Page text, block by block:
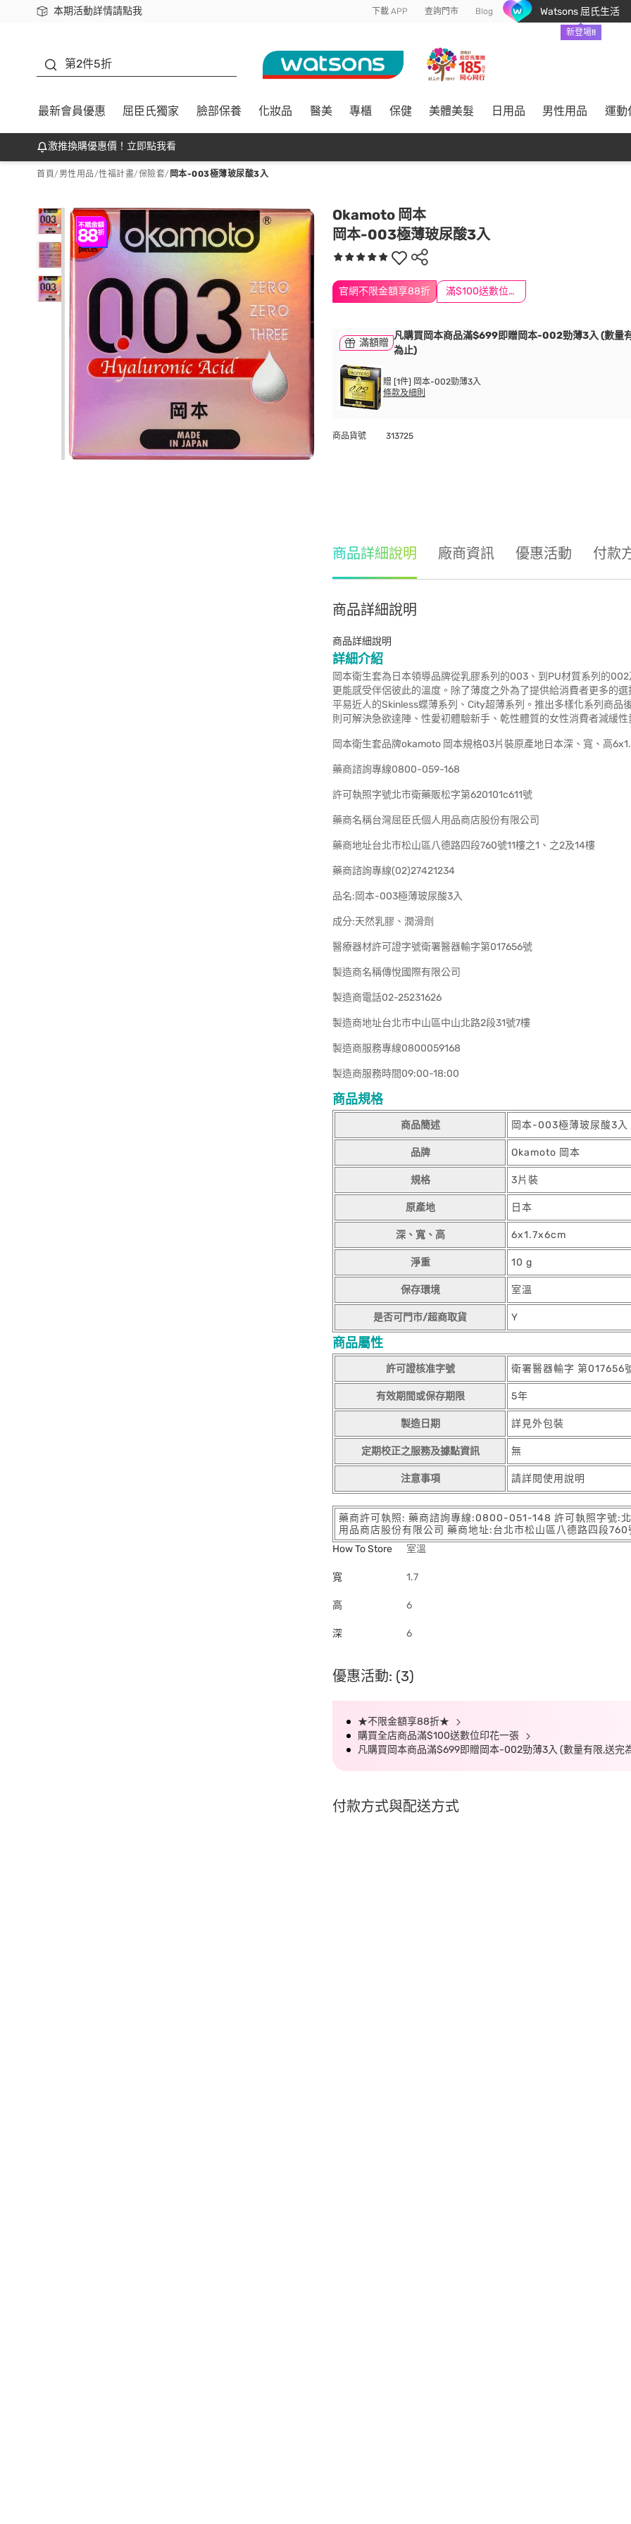
本期活動詳情請點我
下載app最高回饋$350 下載 APP 查詢門市 Blog Watsons 屈氏生活
新登場!!
第2件5折
最新會員優惠 屈臣氏獨家 臉部保養 化妝品 醫美 專櫃 保健 美體美髮 日用品 男性用品 運動
激推換購優惠價！立即點我看
首頁/ 男性用品/性福計畫/保險套/ 岡本-003極薄玻尿酸3入
Okamoto 岡本
岡本-003極薄玻尿酸3入
官網不限金額享88折 滿$100送數位印花
滿額贈
凡購買岡本商品滿$699即贈岡本-002勁薄3入 (數量
為止)
贈 [1件] 岡本-002勁薄3入
條款及細則
商品貨號 313725
商品詳細說明 廠商資訊 優惠活動 付款
商品詳細說明
商品詳細說明
詳細介紹
岡本衛生套為日本領導品牌從乳膠系列的003、到PU材質系列的
更能感受伴侶彼此的溫度。除了薄度之外為了提供給消費者更多的
平易近人的Skinless蝶薄系列、City超薄系列。推出多樣化系列商
則可解決急欲達陣、性愛初體驗新手、乾性體質的女性消費者減緩
岡本衛生套品牌okamoto 岡本規格03片裝原產地日本深、寬、高
藥商諮詢專線0800-059-168
許可執照字號北市衛藥販松字第620101c611號
藥商名稱台灣屈臣氏個人用品商店股份有限公司
藥商地址台北市松山區八德路四段760號11樓之1、之2及14樓
藥商諮詢專線(02)27421234
品名:岡本-003極薄玻尿酸3入
成分:天然乳膠、潤滑劑
醫療器材許可證字號衛署醫器輸字第017656號
製造商名稱傳悅國際有限公司
製造商電話02-25231626
製造商地址台北市中山區中山北路2段31號7樓
製造商服務專線0800059168
製造商服務時間09:00-18:00
商品規格
商品簡述 岡本-003極薄玻尿酸3入
品牌 Okamoto 岡本
規格 3片裝
原產地 日本
深、寬、高 6x1.7x6cm
淨重 10 g
保存環境 室溫
是否可門市/超商取貨 Y
商品屬性
許可證核准字號 衛署醫器輸字 第017656
有效期間或保存期限 5年
製造日期 詳見外包裝
定期校正之服務及據點資訊 無
注意事項 請詳閱使用說明
藥商許可執照: 藥商諮詢專線:0800-051-148 許可執照字號:
用品商店股份有限公司 藥商地址:台北市松山區八德路四段
How To Store
室溫
寬 1.7
高 6
深 6
優惠活動: (3)
★不限金額享88折★
購買全店商品滿$100送數位印花一張
凡購買岡本商品滿$699即贈岡本-002勁薄3入 (數量有限,送完
付款方式與配送方式